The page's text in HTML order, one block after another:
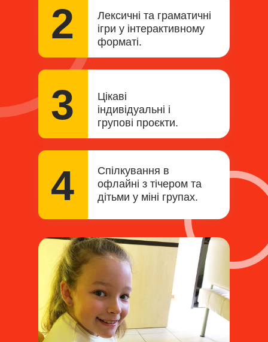
3
4
2
Спілкування в
офлайні з тічером та
дітьми у міні групах.
Цікаві
індивідуальні і
групові проєкти.
Лексичні та граматичні
ігри у інтерактивному
форматі.